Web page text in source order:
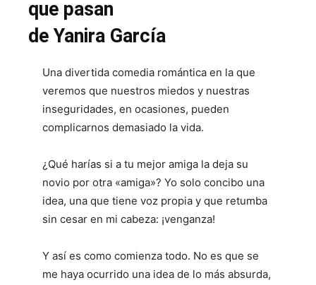
que pasan
de Yanira García
Una divertida comedia romántica en la que
veremos que nuestros miedos y nuestras
inseguridades, en ocasiones, pueden
complicarnos demasiado la vida.
¿Qué harías si a tu mejor amiga la deja su
novio por otra «amiga»? Yo solo concibo una
idea, una que tiene voz propia y que retumba
sin cesar en mi cabeza: ¡venganza!
Y así es como comienza todo. No es que se
me haya ocurrido una idea de lo más absurda,